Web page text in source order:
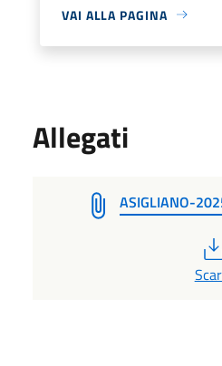
VAI ALLA PAGINA
Allegati
ASIGLIANO-